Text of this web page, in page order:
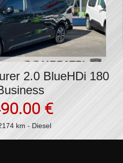
2.0 BlueHDi 180
€
km - Diesel